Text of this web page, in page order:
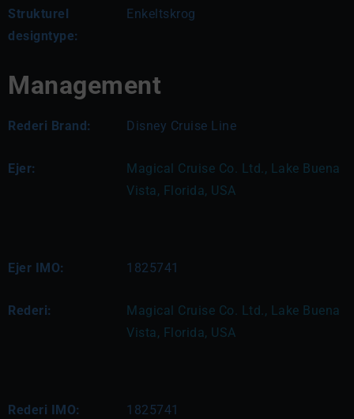
Strukturel
designtype:
Enkeltskrog
Management
Rederi Brand: Disney Cruise Line
Ejer:
Magical Cruise Co. Ltd., Lake Buena
Vista, Florida, USA
Ejer IMO: 1825741
Rederi:
Magical Cruise Co. Ltd., Lake Buena
Vista, Florida, USA
Rederi IMO: 1825741